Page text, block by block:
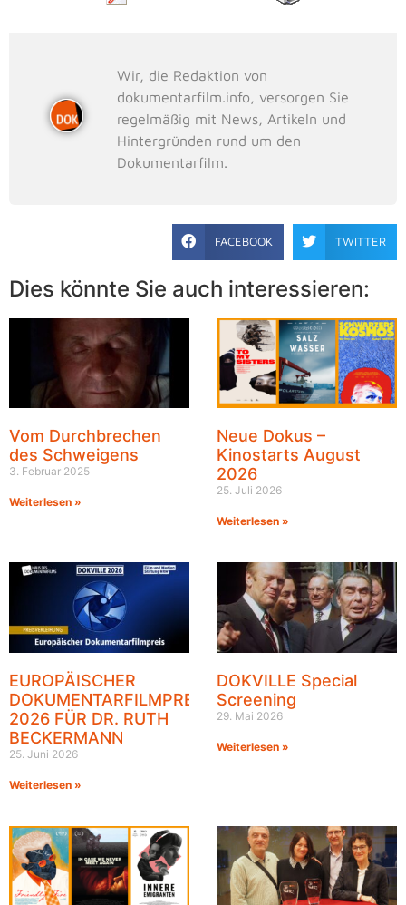
Wir, die Redaktion von
dokumentarfilm.info, versorgen Sie
regelmäßig mit News, Artikeln und
Hintergründen rund um den
Dokumentarfilm.
FACEBOOK TWITTER
Dies könnte Sie auch interessieren:
Vom Durchbrechen
des Schweigens
3. Februar 2025
Weiterlesen »
Neue Dokus –
Kinostarts August
2026
25. Juli 2026
Weiterlesen »
EUROPÄISCHER
DOKUMENTARFILMPREIS
2026 FÜR DR. RUTH
BECKERMANN
25. Juni 2026
Weiterlesen »
DOKVILLE Special
Screening
29. Mai 2026
Weiterlesen »